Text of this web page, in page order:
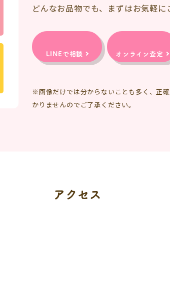
どんなお品物でも、まずはお気軽に
LINEで相談 オンライン査定
※画像だけでは分からないことも多く、正
かりませんのでご了承ください。
アクセス